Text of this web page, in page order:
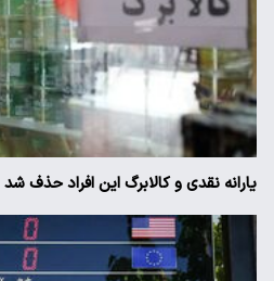
یارانه نقدی و کالابرگ این افراد حذف شد